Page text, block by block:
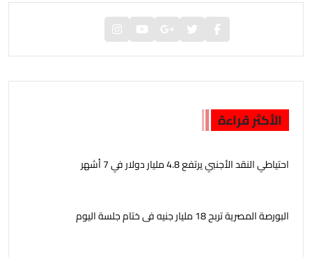
الأكثر قراءة
احتياطي النقد الأجنبي يرتفع 4.8 مليار دولار في 7 أشهر
البورصة المصرية تربح 18 مليار جنيه فى ختام جلسة اليوم